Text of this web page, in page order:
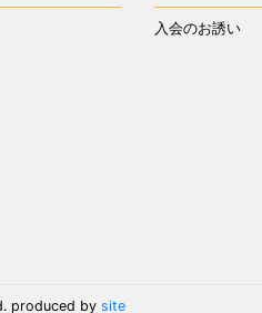
入会のお誘い
produced by site